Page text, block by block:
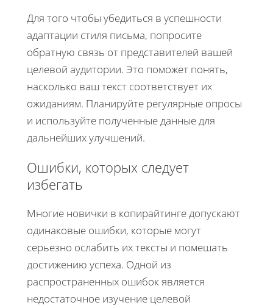
Для того чтобы убедиться в успешности
адаптации стиля письма, попросите
обратную связь от представителей вашей
целевой аудитории. Это поможет понять,
насколько ваш текст соответствует их
ожиданиям. Планируйте регулярные опросы
и используйте полученные данные для
дальнейших улучшений.
Ошибки, которых следует
избегать
Многие новички в копирайтинге допускают
одинаковые ошибки, которые могут
серьезно ослабить их тексты и помешать
достижению успеха. Одной из
распространенных ошибок является
недостаточное изучение целевой